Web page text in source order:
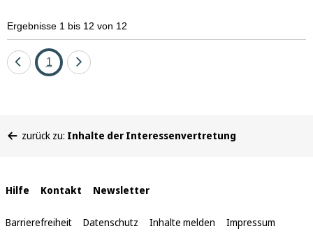
Ergebnisse 1 bis 12 von 12
EineSeite
1
Eine
befinden
zurück zu: Inhalte der Interessenvertretung
Interne
Links
Hilfe Kontakt Newsletter
Barrierefreiheit Datenschutz Inhalte melden Impressum